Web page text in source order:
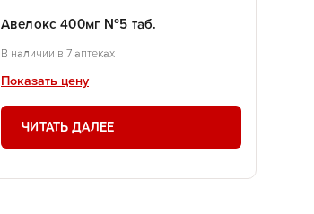
Авелокс 400мг №5 таб.
В наличии в 7 аптеках
Показать цену
ЧИТАТЬ ДАЛЕЕ